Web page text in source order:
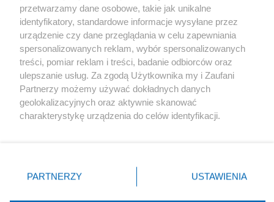
Kultura
X Facebook Instagram Youtube
przetwarzamy dane osobowe, takie jak unikalne
identyfikatory, standardowe informacje wysyłane przez
urządzenie czy dane przeglądania w celu zapewniania
spersonalizowanych reklam, wybór spersonalizowanych
treści, pomiar reklam i treści, badanie odbiorców oraz
ulepszanie usług. Za zgodą Użytkownika my i Zaufani
Partnerzy możemy używać dokładnych danych
geolokalizacyjnych oraz aktywnie skanować
charakterystykę urządzenia do celów identyfikacji.
zmienić/wycofać klikając przycisk ustawień prywatności
znajdujący się w lewym dolnym rogu strony
rodzaje przetwarzania danych nie wymagają zgody
PARTNERZY USTAWIENIA